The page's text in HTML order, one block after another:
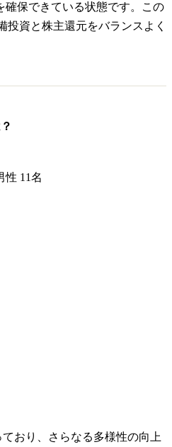
確保できている状態です。この
投資と株主還元をバランスよく
性 11名
おり、さらなる多様性の向上